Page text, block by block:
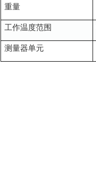
重量
工作温度范围
测量器单元